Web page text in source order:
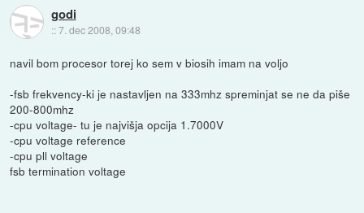
godi
::7. dec 2008, 09:48
navil bom procesor torej ko sem v biosih imam na voljo
-fsb frekvency-ki je nastavljen na 333mhz spreminjat se ne da piše
200-800mhz
-cpu voltage- tu je najvišja opcija 1.7000V
-cpu voltage reference
-cpu pll voltage
fsb termination voltage